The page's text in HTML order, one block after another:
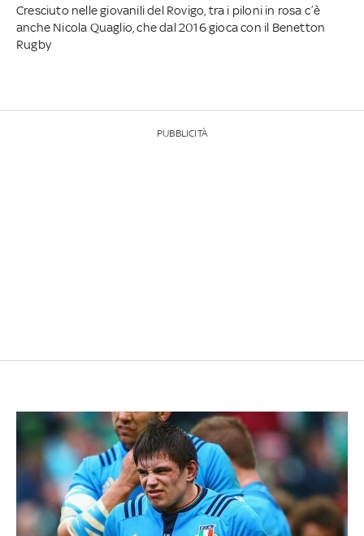
Cresciuto nelle giovanili del Rovigo, tra i piloni in rosa c’è
anche Nicola Quaglio, che dal 2016 gioca con il Benetton
Rugby
PUBBLICITÀ